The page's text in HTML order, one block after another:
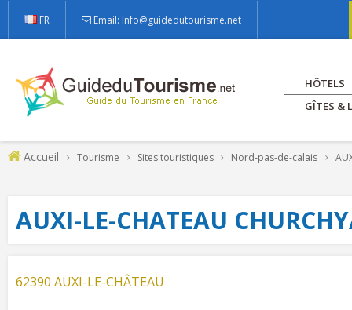
FR Email: Info@guidedutourisme.net
HÔTELS
GÎTES &
Accueil Tourisme Sites touristiques Nord-pas-de-calais
AUXI-LE-CHATEAU
62390 AUXI-LE-CHÂTEAU